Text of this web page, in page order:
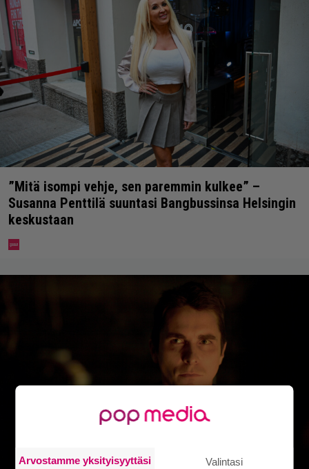
”Mitä isompi vehje, sen paremmin kulkee” –
Susanna Penttilä suuntasi Bangbussinsa Helsingin
keskustaan
Arvostamme yksityisyyttäsi Valintasi